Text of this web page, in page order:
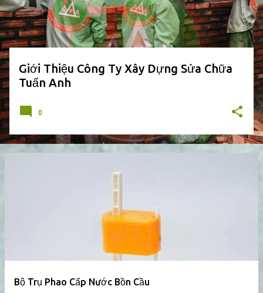
Giới Thiệu Công Ty Xây Dựng Sửa Chữa
Tuấn Anh
0
Bộ Trụ Phao Cấp Nước Bồn Cầu